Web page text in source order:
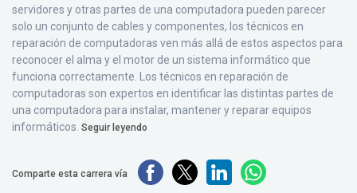
servidores y otras partes de una computadora pueden parecer
solo un conjunto de cables y componentes, los técnicos en
reparación de computadoras ven más allá de estos aspectos para
reconocer el alma y el motor de un sistema informático que
funciona correctamente. Los técnicos en reparación de
computadoras son expertos en identificar las distintas partes de
una computadora para instalar, mantener y reparar equipos
informáticos. Seguir leyendo
Comparte esta carrera vía